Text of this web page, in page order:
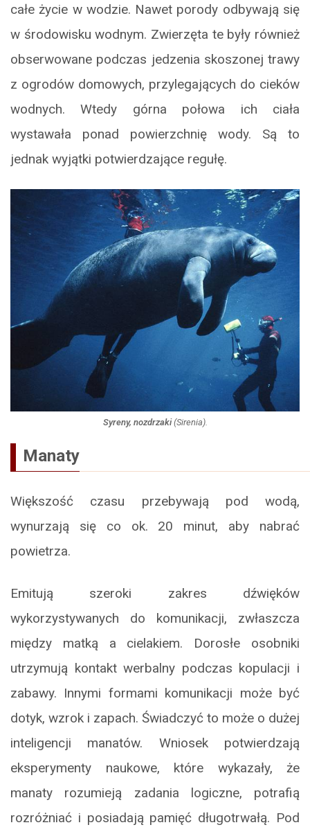
całe życie w wodzie. Nawet porody odbywają się
w środowisku wodnym. Zwierzęta te były również
obserwowane podczas jedzenia skoszonej trawy
z ogrodów domowych, przylegających do cieków
wodnych. Wtedy górna połowa ich ciała
wystawała ponad powierzchnię wody. Są to
jednak wyjątki potwierdzające regułę.
Syreny, nozdrzaki(Sirenia).
Manaty
Większość czasu przebywają pod wodą,
wynurzają się co ok. 20 minut, aby nabrać
powietrza.
Emitują szeroki zakres dźwięków
wykorzystywanych do komunikacji, zwłaszcza
między matką a cielakiem. Dorosłe osobniki
utrzymują kontakt werbalny podczas kopulacji i
zabawy. Innymi formami komunikacji może być
dotyk, wzrok i zapach. Świadczyć to może o dużej
inteligencji manatów. Wniosek potwierdzają
eksperymenty naukowe, które wykazały, że
manaty rozumieją zadania logiczne, potrafią
rozróżniać i posiadają pamięć długotrwałą. Pod